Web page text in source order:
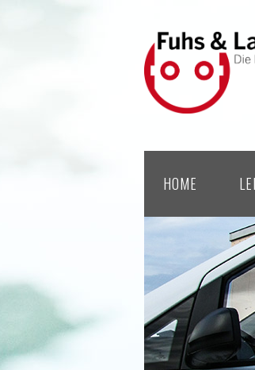
HOME